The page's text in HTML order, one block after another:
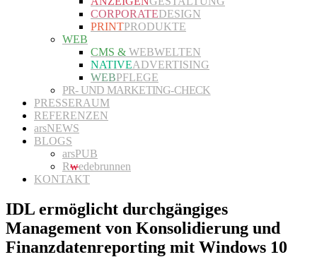
CORPORATEDESIGN
PRINTPRODUKTE
WEB
CMS & WEBWELTEN
NATIVEADVERTISING
WEBPFLEGE
PR- UND MARKETING-CHECK
PRESSERAUM
REFERENZEN
arsNEWS
BLOGS
arsPUB
Rwedebrunnen
KONTAKT
IDL ermöglicht durchgängiges
Management von Konsolidierung und
Finanzdatenreporting mit Windows 10